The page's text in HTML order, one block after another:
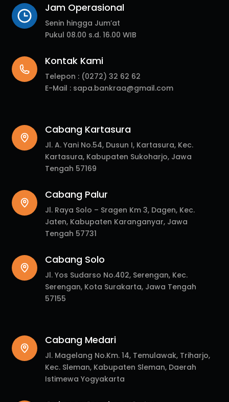
Jam Operasional
Senin hingga Jum’at
Pukul 08.00 s.d. 16.00 WIB
Kontak Kami
Telepon : (0272) 32 62 62
E-Mail : sapa.bankraa@gmail.com
Cabang Kartasura
Jl. A. Yani No.54, Dusun I, Kartasura, Kec.
Kartasura, Kabupaten Sukoharjo, Jawa
Tengah 57169
Cabang Palur
Jl. Raya Solo – Sragen Km 3, Dagen, Kec.
Jaten, Kabupaten Karanganyar, Jawa
Tengah 57731
Cabang Solo
Jl. Yos Sudarso No.402, Serengan, Kec.
Serengan, Kota Surakarta, Jawa Tengah
57155
Cabang Medari
Jl. Magelang No.Km. 14, Temulawak, Triharjo,
Kec. Sleman, Kabupaten Sleman, Daerah
Istimewa Yogyakarta